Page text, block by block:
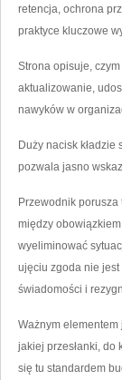
retencja, ochrona
praktyce kluczowe
Strona opisuje,
aktualizowanie,
nawyków w
Duży nacisk
pozwala jasno
Przewodnik
między
wyeliminować
ujęciu zgoda nie
świadomości i
Ważnym
jakiej przesłanki, do
się tu standardem